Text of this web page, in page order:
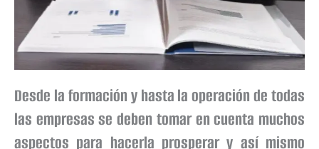
Desde la formación y hasta la operación de todas
las empresas se deben tomar en cuenta muchos
aspectos para hacerla prosperar y así mismo